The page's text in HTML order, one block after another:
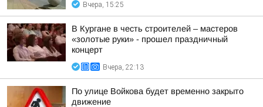
Вчера, 15:25
В Кургане в честь строителей – мастеров
«золотые руки» - прошел праздничный
концерт
Вчера, 22:13
По улице Войкова будет временно закрыто
движение